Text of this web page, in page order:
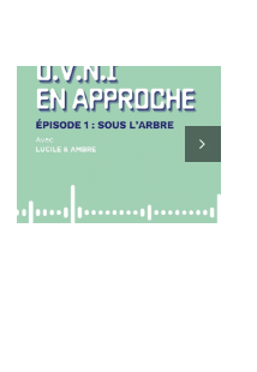
Le Périscope
recrute !